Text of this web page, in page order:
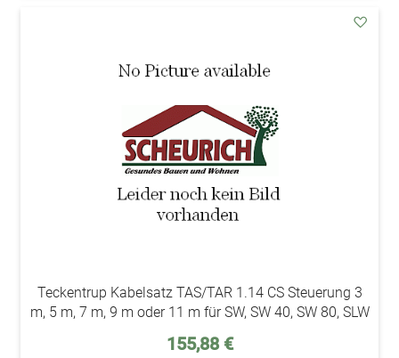
Teckentrup Kabelsatz TAS/TAR 1.14 CS Steuerung 3
m, 5 m, 7 m, 9 m oder 11 m für SW, SW 40, SW 80, SLW
155,88 €